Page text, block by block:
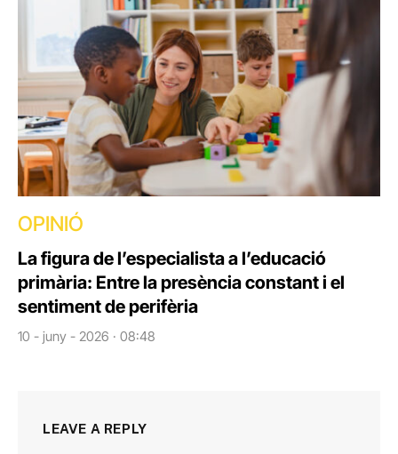
OPINIÓ
La figura de l’especialista a l’educació
primària: Entre la presència constant i el
sentiment de perifèria
10 - juny - 2026 · 08:48
LEAVE A REPLY